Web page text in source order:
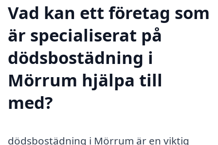
Vad kan ett företag som
är specialiserat på
dödsbostädning i
Mörrum hjälpa till
med?
dödsbostädning i Mörrum är en viktig